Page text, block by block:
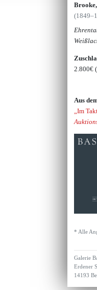
2.800€
Aus
„Im
* Alle
Galerie
Erdener
14193